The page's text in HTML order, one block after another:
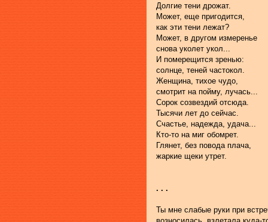
Долгие тени дрожат.
Может, еще пригодится,
как эти тени лежат?
Может, в другом измеренье
снова уколет укол...
И померещится зренью:
солнце, теней частокол.
Женщина, тихое чудо,
смотрит на пойму, лучась...
Сорок созвездий отсюда.
Тысячи лет до сейчас.
Счастье, надежда, удача...
Кто-то на миг обомрет.
Глянет, без повода плача,
жаркие щеки утрет.
. . .
Ты мне слабые руки при